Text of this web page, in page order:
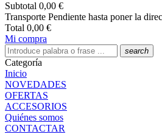
Subtotal 0,00 €
Transporte Pendiente hasta poner la
Total 0,00 €
Mi compra
search
Categoría
Inicio
NOVEDADES
OFERTAS
ACCESORIOS
Quiénes somos
CONTACTAR